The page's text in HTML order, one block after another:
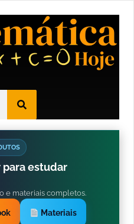
para estudar
e materiais completos.
Materiais